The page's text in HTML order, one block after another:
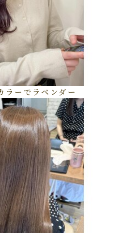
ラーでラベンダー